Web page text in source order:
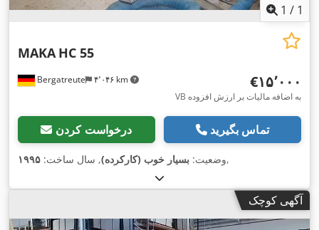
1 / 1
Bergatreute ۴٬۰۴۶ km
MAKA HC 55
‎€۱۵٬۰۰۰
VB به اضافه مالیات بر ارزش افزوده
درخواست کردن تماس بگیرید
وضعیت: بسیار خوب (کارکرده), سال ساخت: ۱۹۹۵ ,
آگهی کوچک